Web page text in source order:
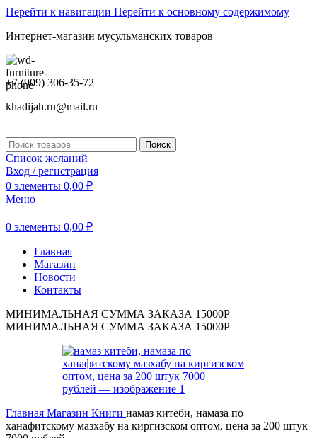
Перейти к навигации Перейти к основному содержимому
Интернет-магазин мусульманских товаров
+7 (909) 306-35-72
khadijah.ru@mail.ru
Поиск
Список желаний
Вход / регистрация
0 элементы 0,00 ₽
Меню
0 элементы 0,00 ₽
Главная
Магазин
Новости
Контакты
МИНИМАЛЬНАЯ СУММА ЗАКАЗА 15000Р
МИНИМАЛЬНАЯ СУММА ЗАКАЗА 15000Р
Главная Магазин Книги намаз китеби, намаза по
ханафитскому мазхабу на киргизском оптом, цена за 200 штук